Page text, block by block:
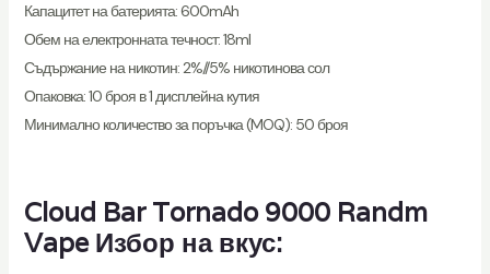
Капацитет на батерията: 600mAh
Обем на електронната течност: 18ml
Съдържание на никотин: 2%//5% никотинова сол
Опаковка: 10 броя в 1 дисплейна кутия
Минимално количество за поръчка (MOQ): 50 броя
Cloud Bar Tornado 9000 Randm
Vape Избор на вкус: